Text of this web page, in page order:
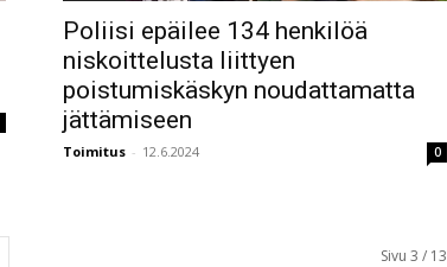
Poliisi epäilee 134 henkilöä
niskoittelusta liittyen
poistumiskäskyn noudattamatta
jättämiseen
Toimitus - 12.6.2024 0
Sivu 3 / 13